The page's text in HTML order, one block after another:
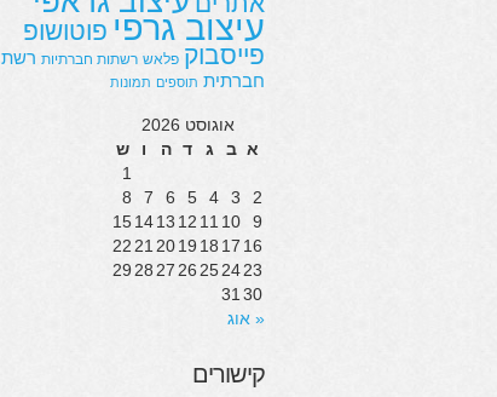
עיצוב גרפי פוטושופ
פייסבוק פלאש רשתות חברתיות רשת
חברתית תוספים תמונות
אוגוסט 2026
א ב ג ד ה ו
ש
1
2
3
4
5
6
7
8
9
10
11
12
13
14
15
16
17
18
19
20
21
22
23
24
25
26
27
28
29
30
31
« אוג
קישורים